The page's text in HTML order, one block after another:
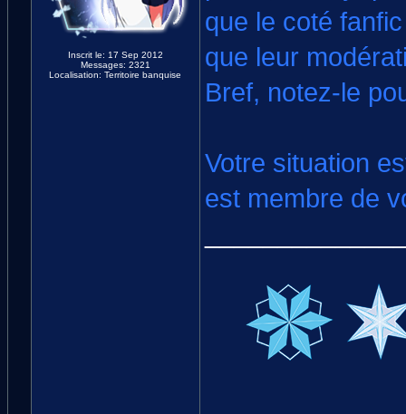
Inscrit le: 17 Sep 2012
Messages: 2321
Localisation: Territoire banquise
que le coté
que leur
Bref, notez-le
Votre situation
est membre de